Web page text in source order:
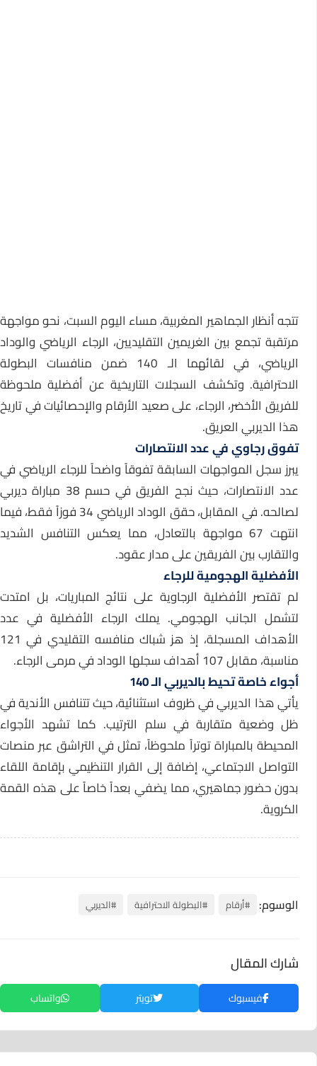
تتجه أنظار الجماهير المغربية، مساء اليوم السبت، نحو مواجهة
مرتقبة تجمع بين الغريمين التقليديين، الرجاء الرياضي والوداد
الرياضي، في لقائهما الـ 140 ضمن منافسات البطولة
الاحترافية. وتكشف السجلات التاريخية عن أفضلية ملحوظة
للفريق الأخضر، الرجاء، على صعيد الأرقام والإحصائيات في تاريخ
هذا الديربي العريق.
تفوق رجاوي في عدد الانتصارات
يبرز سجل المواجهات السابقة تفوقاً واضحاً للرجاء الرياضي في
عدد الانتصارات، حيث نجح الفريق في حسم 38 مباراة ديربي
لصالحه. في المقابل، حقق الوداد الرياضي 34 فوزاً فقط، فيما
انتهت 67 مواجهة بالتعادل، مما يعكس التنافس الشديد
والتقارب بين الفريقين على مدار عقود.
الأفضلية الهجومية للرجاء
لم تقتصر الأفضلية الرجاوية على نتائج المباريات، بل امتدت
لتشمل الجانب الهجومي. يملك الرجاء الأفضلية في عدد
الأهداف المسجلة، إذ هز شباك منافسه التقليدي في 121
مناسبة، مقابل 107 أهداف سجلها الوداد في مرمى الرجاء.
أجواء خاصة تحيط بالديربي الـ 140
يأتي هذا الديربي في ظروف استثنائية، حيث تتنافس الأندية في
ظل وضعية متقاربة في سلم الترتيب. كما تشهد الأجواء
المحيطة بالمباراة توتراً ملحوظاً، تمثل في التراشق عبر منصات
التواصل الاجتماعي، إضافة إلى القرار التنظيمي بإقامة اللقاء
بدون حضور جماهيري، مما يضفي بعداً خاصاً على هذه القمة
الكروية.
الوسوم: #أرقام #البطولة الاحترافية #الديربي
شارك المقال
فيسبوك تويتر واتساب